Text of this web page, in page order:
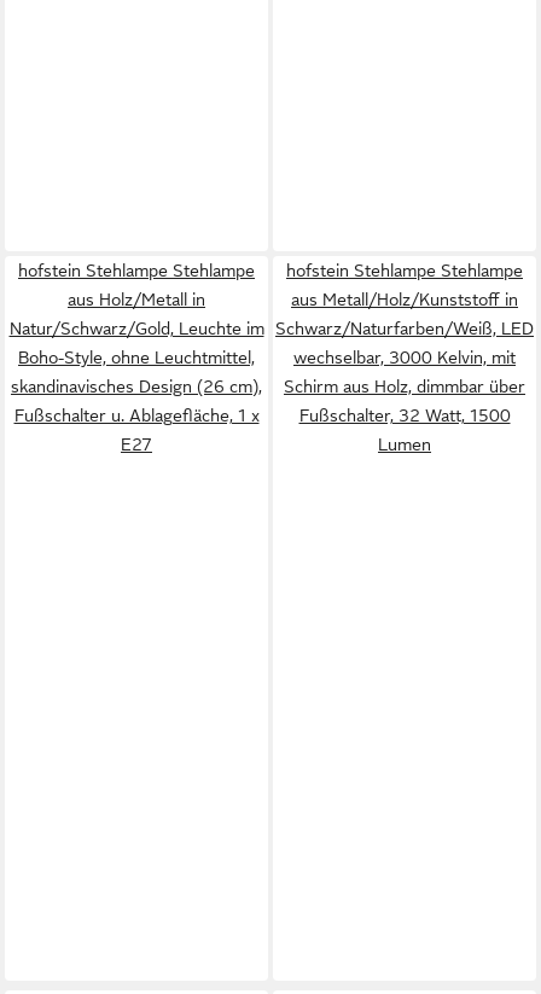
hofstein Stehlampe Stehlampe
aus Holz/Metall in
Natur/Schwarz/Gold, Leuchte im
Boho-Style, ohne Leuchtmittel,
skandinavisches Design (26 cm),
Fußschalter u. Ablagefläche, 1 x
E27
hofstein Stehlampe Stehlampe
aus Metall/Holz/Kunststoff in
Schwarz/Naturfarben/Weiß, LED
wechselbar, 3000 Kelvin, mit
Schirm aus Holz, dimmbar über
Fußschalter, 32 Watt, 1500
Lumen